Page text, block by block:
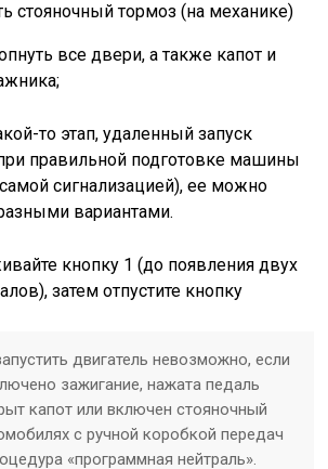
стояночный тормоз (на механике)
все двери, а также капот и
то этап, удаленный запуск
правильной подготовке машины
сигнализацией), ее можно
вариантами.
кнопку 1 (до появления двух
затем отпустите кнопку
двигатель невозможно, если
зажигание, нажата педаль
капот или включен стояночный
с ручной коробкой передач
«программная нейтраль».